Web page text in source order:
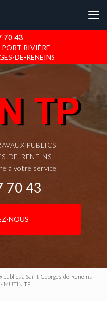
70 43
RIVIÈRE
DE-RENEINS
PUBLICS
DE-RENEINS
à votre service
70 43
NOUS
publics à Saint-Georges-de-Reneins
MUTIN TP